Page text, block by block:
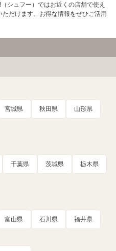
シュフー）ではお近くの店舗で使え
だけます。お得な情報をぜひご活用
宮城県 秋田県 山形県
千葉県 茨城県 栃木県
富山県 石川県 福井県